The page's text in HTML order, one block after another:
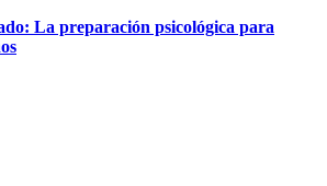
La preparación psicológica para